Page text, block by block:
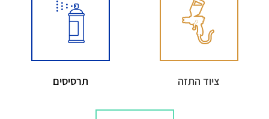
ציוד התזה תרסיסים